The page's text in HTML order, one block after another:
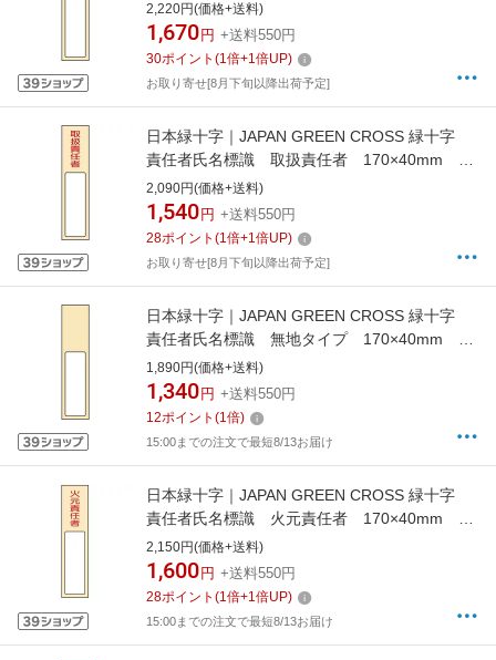
2,220円(価格+送料)
1,670 円 +送料550円
30ポイント (1倍+1倍UP)
お取り寄せ[8月下旬以降出荷予定]
日本緑十字｜JAPAN GREEN CROSS 緑十字
責任者氏名標識 取扱責任者 170×40mm 名
札差込式 エンビ 046402
2,090円(価格+送料)
1,540 円 +送料550円
28ポイント (1倍+1倍UP)
お取り寄せ[8月下旬以降出荷予定]
日本緑十字｜JAPAN GREEN CROSS 緑十字
責任者氏名標識 無地タイプ 170×40mm 名
札差込式 エンビ 046420
1,890円(価格+送料)
1,340 円 +送料550円
12ポイント (1倍)
15:00までの注文で最短8/13お届け
日本緑十字｜JAPAN GREEN CROSS 緑十字
責任者氏名標識 火元責任者 170×40mm 名
札差込式 エンビ 046400
2,150円(価格+送料)
1,600 円 +送料550円
28ポイント (1倍+1倍UP)
15:00までの注文で最短8/13お届け